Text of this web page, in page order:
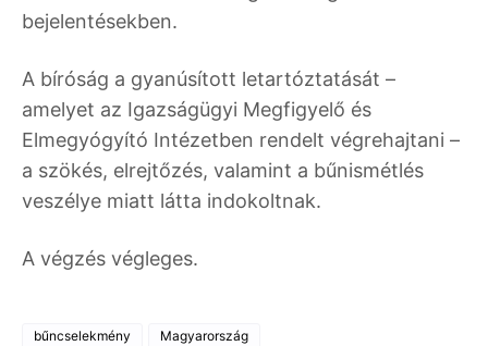
bejelentésekben.
A bíróság a gyanúsított letartóztatását –
amelyet az Igazságügyi Megfigyelő és
Elmegyógyító Intézetben rendelt végrehajtani –
a szökés, elrejtőzés, valamint a bűnismétlés
veszélye miatt látta indokoltnak.
A végzés végleges.
bűncselekmény Magyarország